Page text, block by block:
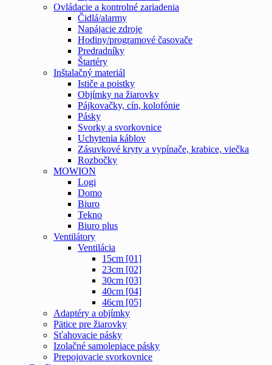
Ovládacie a kontrolné zariadenia
Čidlá/alarmy
Napájacie zdroje
Hodiny/programové časovače
Predradníky
Štartéry
Inštalačný materiál
Ističe a poistky
Objímky na žiarovky
Pájkovačky, cín, kolofónie
Pásky
Svorky a svorkovnice
Uchytenia káblov
Zásuvkové kryty a vypínače, krabice, viečka
Rozbočky
MOWION
Logi
Domo
Biuro
Tekno
Biuro plus
Ventilátory
Ventilácia
15cm [01]
23cm [02]
30cm [03]
40cm [04]
46cm [05]
Adaptéry a objímky
Pätice pre žiarovky
Sťahovacie pásky
Izolačné samolepiace pásky
Prepojovacie svorkovnice